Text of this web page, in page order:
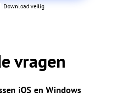
Download veilig
vragen
iOS en Windows